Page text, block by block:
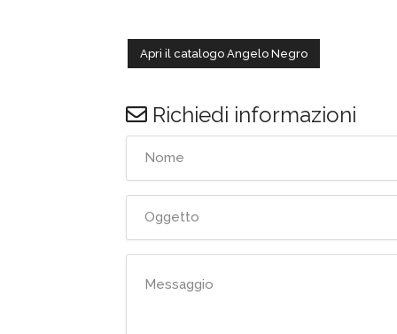
Apri il catalogo Angelo Negro
Richiedi informazioni